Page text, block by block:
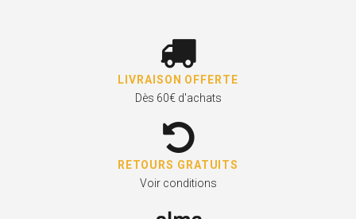
LIVRAISON OFFERTE
Dès 60€ d'achats
RETOURS GRATUITS
Voir conditions